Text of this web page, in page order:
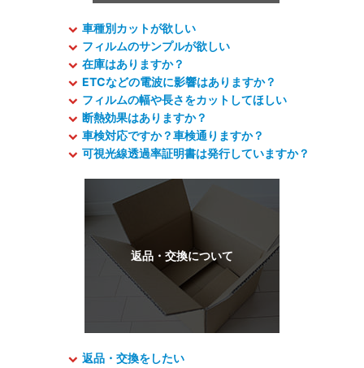
車種別カットが欲しい
フィルムのサンプルが欲しい
在庫はありますか？
ETCなどの電波に影響はありますか？
フィルムの幅や長さをカットしてほしい
断熱効果はありますか？
車検対応ですか？車検通りますか？
可視光線透過率証明書は発行していますか？
返品・交換をしたい